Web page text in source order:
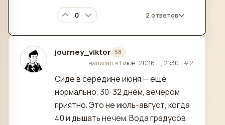
0 2 ответов
journey_viktor 58
отредактировано
написал в1 июн. 2026 г., 21:30 · #2
Сиде в середине июня — ещё
нормально, 30-32 днём, вечером
приятно. Это не июль-август, когда
40 и дышать нечем. Вода градусов